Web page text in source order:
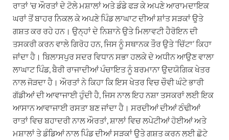
ਰਾਤਾਂ ’ਚ ਔਰਤਾਂ ਦੇ ਟੋਲੇ ਮਸ਼ਾਲਾਂ ਅਤੇ ਡੰਡੇ ਫੜ ਕੇ ਅਪਣੇ ਆਰਾਮਦਾਇਕ
ਘਰਾਂ ਤੋਂ ਬਾਹਰ ਨਿਕਲ ਕੇ ਅਪਣੇ ਪਿੰਡ ਲਾਘਾਟ ਦੀਆਂ ਸ਼ਾਂਤ ਸੜਕਾਂ ਉਤੇ
ਗਸ਼ਤ ਕਰ ਰਹੇ ਹਨ। ਉਨ੍ਹਾਂ ਦੇ ਨਿਸ਼ਾਨੇ ਉਤੇ ਮਿਲਾਵਟੀ ਹੈਰੋਇਨ ਦੀ
ਤਸਕਰੀ ਕਰਨ ਵਾਲੇ ਗਿਰੋਹ ਹਨ, ਜਿਸ ਨੂੰ ਸਥਾਨਕ ਤੌਰ ਉਤੇ ‘ਚਿੱਟਾ’ ਕਿਹਾ
ਜਾਂਦਾ ਹੈ। ਬਿਲਾਸਪੁਰ ਸਦਰ ਵਿਧਾਨ ਸਭਾ ਹਲਕੇ ਦੇ ਅਧੀਨ ਆਉਣ ਵਾਲਾ
ਲਾਘਾਟ ਪਿੰਡ, ਬੈਰੀ ਰਾਜਾਦੀਆਂ ਪੰਚਾਇਤ ਨੂੰ ਬਰਮਾਨਾ ਉਦਯੋਗਿਕ ਖੇਤਰ
ਨਾਲ ਜੋੜਦਾ ਹੈ। ਔਰਤਾਂ ਨੇ ਕਿਹਾ ਕਿ ਇਸ ਖੇਤਰ ਵਿਚ ਚੌਵੀ ਘੰਟੇ ਭਾਰੀ
ਗੱਡੀਆਂ ਦੀ ਆਵਾਜਾਈ ਹੁੰਦੀ ਹੈ, ਜਿਸ ਨਾਲ ਇਹ ਨਸ਼ਾ ਤਸਕਰਾਂ ਲਈ ਇਕ
ਆਸਾਨ ਆਵਾਜਾਈ ਰਸਤਾ ਬਣ ਜਾਂਦਾ ਹੈ। ਸਰਦੀਆਂ ਦੀਆਂ ਠੰਢੀਆਂ
ਰਾਤਾਂ ਵਿਚ ਬਹਾਦਰੀ ਨਾਲ ਔਰਤਾਂ, ਸ਼ਾਲਾਂ ਵਿਚ ਲਪੇਟੀਆਂ ਹੋਈਆਂ ਅਤੇ
ਮਸ਼ਾਲਾਂ ਤੇ ਡੰਡਿਆਂ ਨਾਲ ਪਿੰਡ ਦੀਆਂ ਸੜਕਾਂ ਉਤੇ ਗਸ਼ਤ ਕਰਨ ਲਈ ਛੋਟੇ